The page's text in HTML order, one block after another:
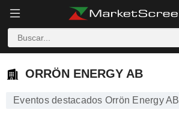
ORRÖN ENERGY AB
ORRÖN ENERGY AB
Eventos destacados Orrön Energy AB